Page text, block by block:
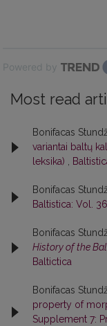
Powered by
Most read
Bonifacas
variantai baltų
leksika) ,
Bonifacas
Baltistica: Vol.
Bonifacas
History of the
Baltictica
Bonifacas
property of
Supplement 7: